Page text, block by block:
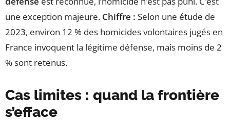
une exception majeure. Chiffre : Selon une étude de
2023, environ 12 % des homicides volontaires jugés en
France invoquent la légitime défense, mais moins de 2
% sont retenus.
Cas limites : quand la frontière
s’efface